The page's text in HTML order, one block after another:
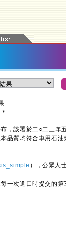
＊
該署於二○二三年
品質均符合車用石油
），公眾人
次進口時提交的第